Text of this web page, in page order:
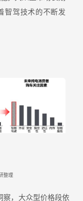
智驾技术的不断发
整理
察，大众型价格段依